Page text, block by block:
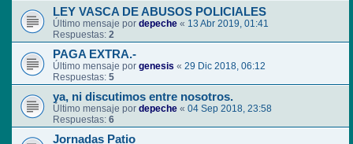
LEY VASCA DE ABUSOS POLICIALES
Último mensaje por depeche « 13 Abr 2019, 01:41
Respuestas: 2
PAGA EXTRA.-
Último mensaje por genesis « 29 Dic 2018, 06:12
Respuestas: 5
ya, ni discutimos entre nosotros.
Último mensaje por depeche « 04 Sep 2018, 23:58
Respuestas: 6
Jornadas Patio